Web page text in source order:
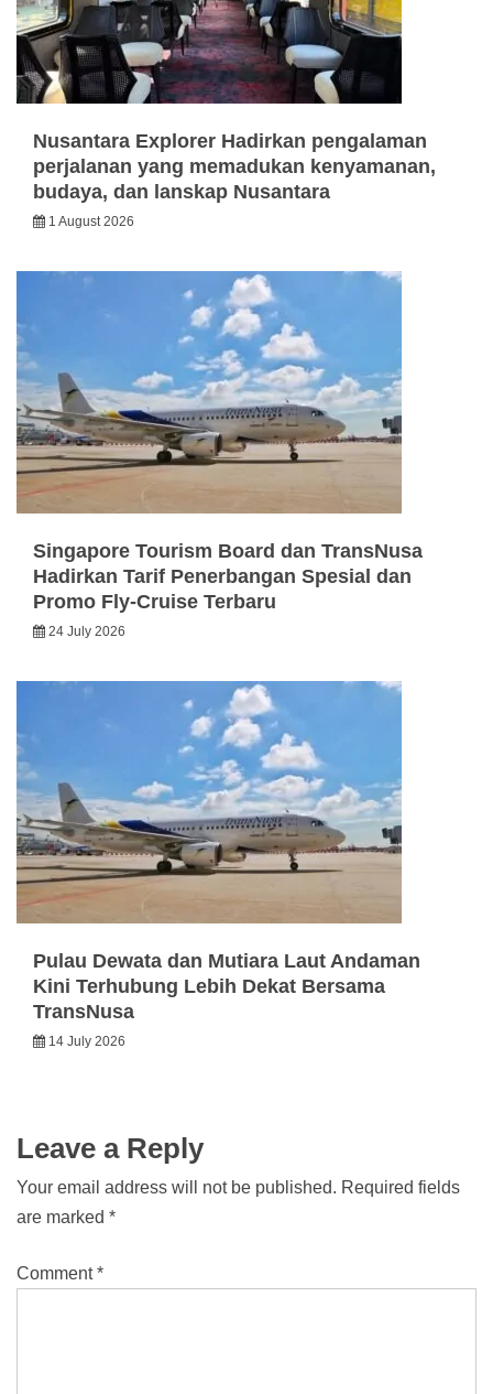
Nusantara Explorer Hadirkan pengalaman
perjalanan yang memadukan kenyamanan,
budaya, dan lanskap Nusantara
1 August 2026
Singapore Tourism Board dan TransNusa
Hadirkan Tarif Penerbangan Spesial dan
Promo Fly-Cruise Terbaru
24 July 2026
Pulau Dewata dan Mutiara Laut Andaman
Kini Terhubung Lebih Dekat Bersama
TransNusa
14 July 2026
Leave a Reply
Your email address will not be published. Required fields
are marked *
Comment*